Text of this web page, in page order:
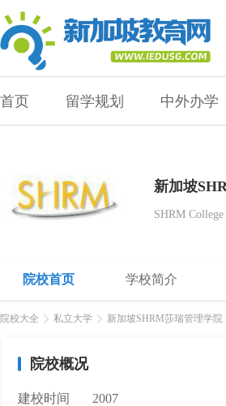
首页 留学规划 中外办学
新加坡
SHRM College
院校首页 学校简介
院校大全 私立大学 新加坡SHRM莎瑞管理学院
院校概况
建校时间 2007